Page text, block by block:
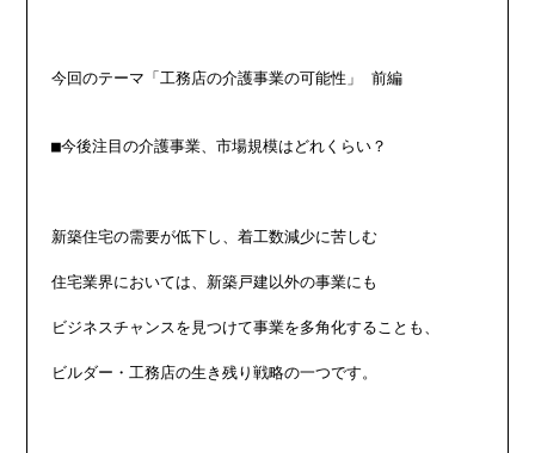
今回のテーマ「工務店の介護事業の可能性」 前編
■今後注目の介護事業、市場規模はどれくらい？
新築住宅の需要が低下し、着工数減少に苦しむ
住宅業界においては、新築戸建以外の事業にも
ビジネスチャンスを見つけて事業を多角化することも、
ビルダー・工務店の生き残り戦略の一つです。